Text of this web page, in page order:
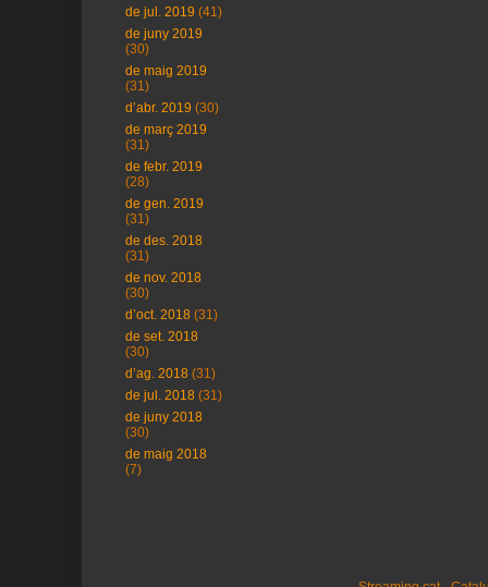
de jul. 2019 (41)
de juny 2019
(30)
de maig 2019
(31)
d’abr. 2019 (30)
de març 2019
(31)
de febr. 2019
(28)
de gen. 2019
(31)
de des. 2018
(31)
de nov. 2018
(30)
d’oct. 2018 (31)
de set. 2018
(30)
d’ag. 2018 (31)
de jul. 2018 (31)
de juny 2018
(30)
de maig 2018
(7)